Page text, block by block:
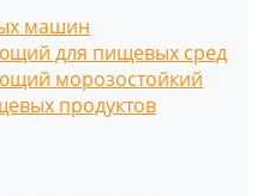
машин
для пищевых сред
морозостойкий
продуктов